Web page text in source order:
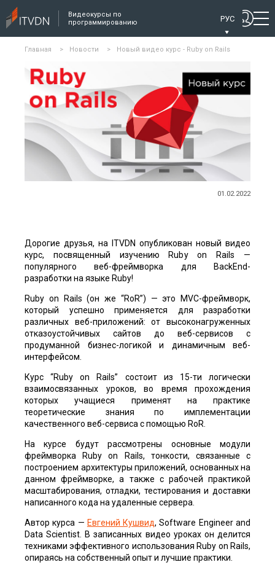
Видеокурсы по
программированию
РУС
Главная > Новости > Новый видео курс - Ruby on Rails
01.02.2022
Дорогие друзья, на ITVDN опубликован новый видео
курс, посвященный изучению Ruby on Rails —
популярного веб-фреймворка для BackEnd-
разработки на языке Ruby!
Ruby on Rails (он же “RoR”) — это MVC-фреймворк,
который успешно применяется для разработки
различных веб-приложений: от высоконагруженных
отказоустойчивых сайтов до веб-сервисов с
продуманной бизнес-логикой и динамичным веб-
интерфейсом.
Курс “Ruby on Rails” состоит из 15-ти логически
взаимосвязанных уроков, во время прохождения
которых учащиеся применят на практике
теоретические знания по имплементации
качественного веб-сервиса с помощью RoR.
На курсе будут рассмотрены основные модули
фреймворка Ruby on Rails, тонкости, связанные с
построением архитектуры приложений, основанных на
данном фреймворке, а также с рабочей практикой
масштабирования, отладки, тестирования и доставки
написанного кода на удаленные сервера.
Автор курса — Евгений Кушвид, Software Engineer and
Data Scientist. В записанных видео уроках он делится
техниками эффективного использования Ruby on Rails,
опираясь на собственный опыт и лучшие практики.